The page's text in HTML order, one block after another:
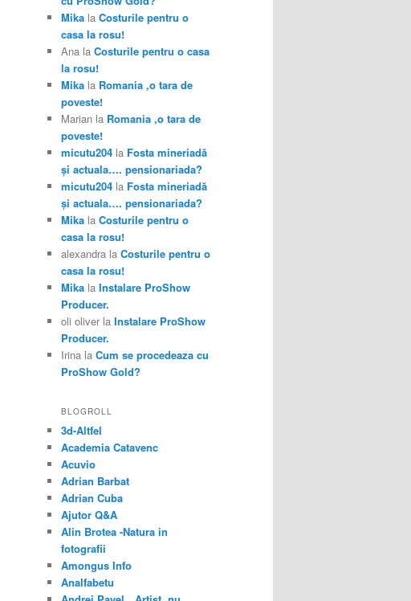
Mika la Costurile pentru o
casa la rosu!
Ana la Costurile pentru o casa
la rosu!
Mika la Romania ,o tara de
poveste!
Marian la Romania ,o tara de
poveste!
micutu204 la Fosta mineriadă
şi actuala…. pensionariada?
micutu204 la Fosta mineriadă
şi actuala…. pensionariada?
Mika la Costurile pentru o
casa la rosu!
alexandra la Costurile pentru o
casa la rosu!
Mika la Instalare ProShow
Producer.
oli oliver la Instalare ProShow
Producer.
Irina la Cum se procedeaza cu
ProShow Gold?
BLOGROLL
3d-Altfel
Academia Catavenc
Acuvio
Adrian Barbat
Adrian Cuba
Ajutor Q&A
Alin Brotea -Natura in
fotografii
Amongus Info
Analfabetu